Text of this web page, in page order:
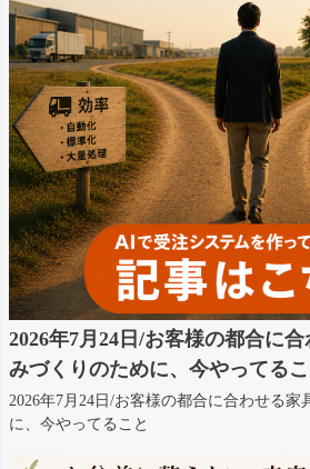
2026年7月24日/お客様の都合に
みづくりのために、今やってるこ
2026年7月24日/お客様の都合に合わせる家
に、今やってること